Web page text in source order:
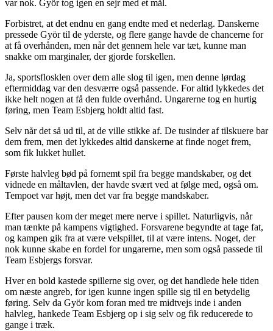
var nok. Györ tog igen en sejr med et mål.
Forbistret, at det endnu en gang endte med et nederlag. Danskerne
pressede Györ til de yderste, og flere gange havde de chancerne for
at få overhånden, men når det gennem hele var tæt, kunne man
snakke om marginaler, der gjorde forskellen.
Ja, sportsflosklen over dem alle slog til igen, men denne lørdag
eftermiddag var den desværre også passende. For altid lykkedes det
ikke helt nogen at få den fulde overhånd. Ungarerne tog en hurtig
føring, men Team Esbjerg holdt altid fast.
Selv når det så ud til, at de ville stikke af. De tusinder af tilskuere bar
dem frem, men det lykkedes altid danskerne at finde noget frem,
som fik lukket hullet.
Første halvleg bød på fornemt spil fra begge mandskaber, og det
vidnede en måltavlen, der havde svært ved at følge med, også om.
Tempoet var højt, men det var fra begge mandskaber.
Efter pausen kom der meget mere nerve i spillet. Naturligvis, når
man tænkte på kampens vigtighed. Forsvarene begyndte at tage fat,
og kampen gik fra at være velspillet, til at være intens. Noget, der
nok kunne skabe en fordel for ungarerne, men som også passede til
Team Esbjergs forsvar.
Hver en bold kastede spillerne sig over, og det handlede hele tiden
om næste angreb, for igen kunne ingen spille sig til en betydelig
føring. Selv da Györ kom foran med tre midtvejs inde i anden
halvleg, hankede Team Esbjerg op i sig selv og fik reducerede to
gange i træk.